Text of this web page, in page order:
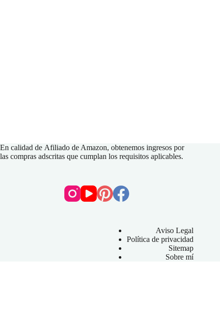
En calidad de Afiliado de Amazon, obtenemos ingresos por
las compras adscritas que cumplan los requisitos aplicables.
Aviso Legal
Política de privacidad
Sitemap
Sobre mí